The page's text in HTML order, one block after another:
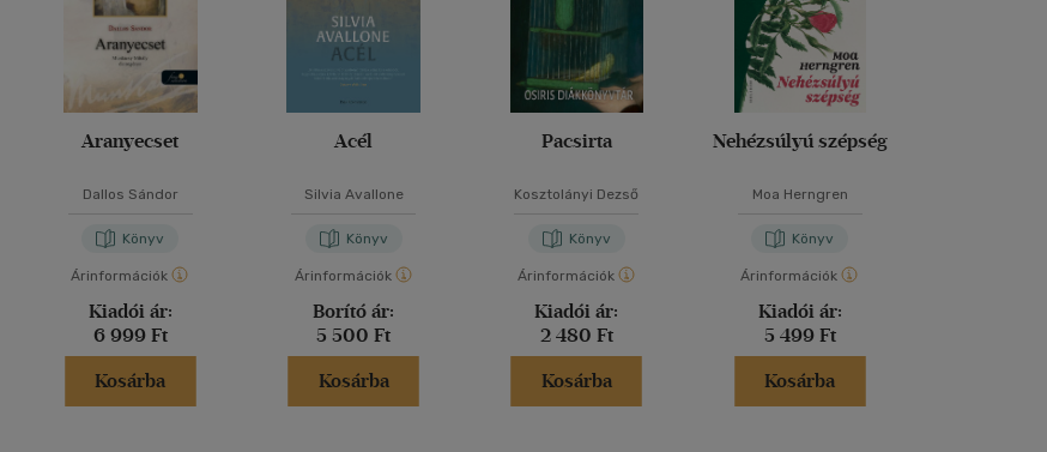
Aranyecset
Dallos Sándor
Könyv
Árinformációk
Kiadói ár:
6 999 Ft
Kosárba
Acél
Silvia Avallone
Könyv
Árinformációk
Borító ár:
5 500 Ft
Kosárba
Pacsirta
Kosztolányi Dezső
Könyv
Árinformációk
Kiadói ár:
2 480 Ft
Kosárba
Nehézsúlyú szépség
Moa Herngren
Könyv
Árinformációk
Kiadói ár:
5 499 Ft
Kosárba